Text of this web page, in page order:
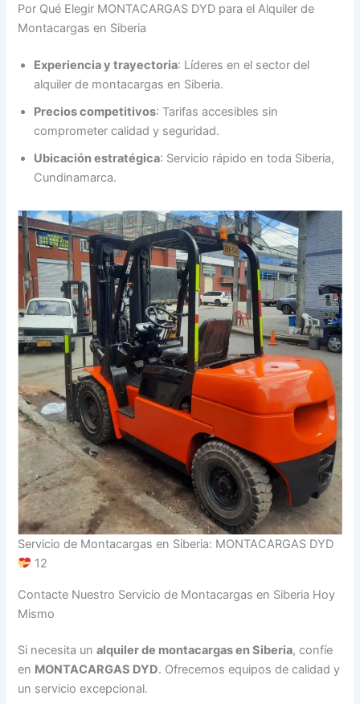
Por Qué Elegir MONTACARGAS DYD para el Alquiler de
Montacargas en Siberia
Experiencia y trayectoria: Líderes en el sector del
alquiler de montacargas en Siberia.
Precios competitivos: Tarifas accesibles sin
comprometer calidad y seguridad.
Ubicación estratégica: Servicio rápido en toda Siberia,
Cundinamarca.
Servicio de Montacargas en Siberia: MONTACARGAS DYD
12
Contacte Nuestro Servicio de Montacargas en Siberia Hoy
Mismo
Si necesita unalquiler de montacargas en Siberia, confíe
en MONTACARGAS DYD. Ofrecemos equipos de calidad y
un servicio excepcional.